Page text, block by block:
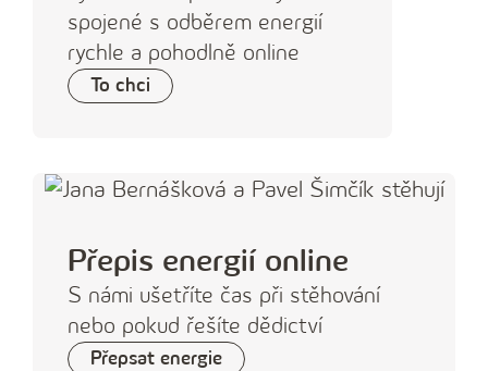
spojené s odběrem energií
rychle a pohodlně online
To chci
Přepis energií online
S námi ušetříte čas při stěhování
nebo pokud řešíte dědictví
Přepsat energie